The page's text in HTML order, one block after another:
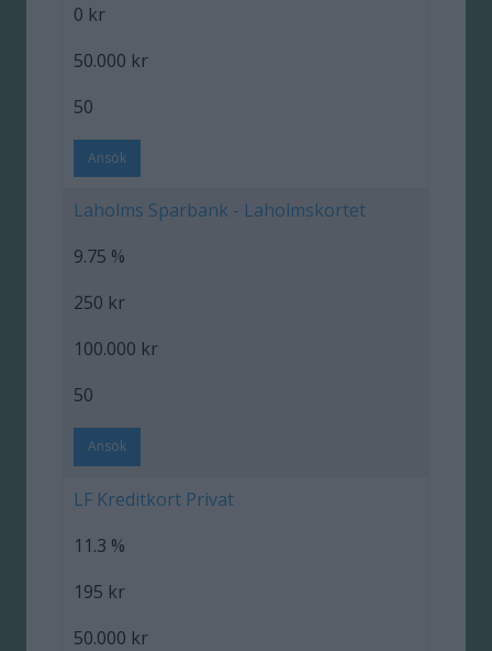
0 kr
50.000 kr
50
Ansök
Laholms Sparbank - Laholmskortet
9.75 %
250 kr
100.000 kr
50
Ansök
LF Kreditkort Privat
11.3 %
195 kr
50.000 kr